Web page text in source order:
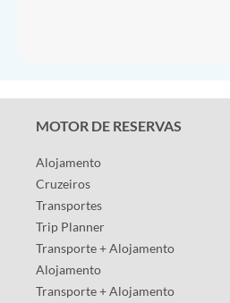
MOTOR DE RESERVAS
Alojamento
Cruzeiros
Transportes
Trip Planner
Transporte + Alojamento
Alojamento
Transporte + Alojamento